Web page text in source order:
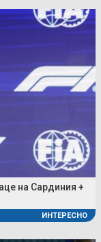
на Сардиния +
ИНТЕРЕСНО